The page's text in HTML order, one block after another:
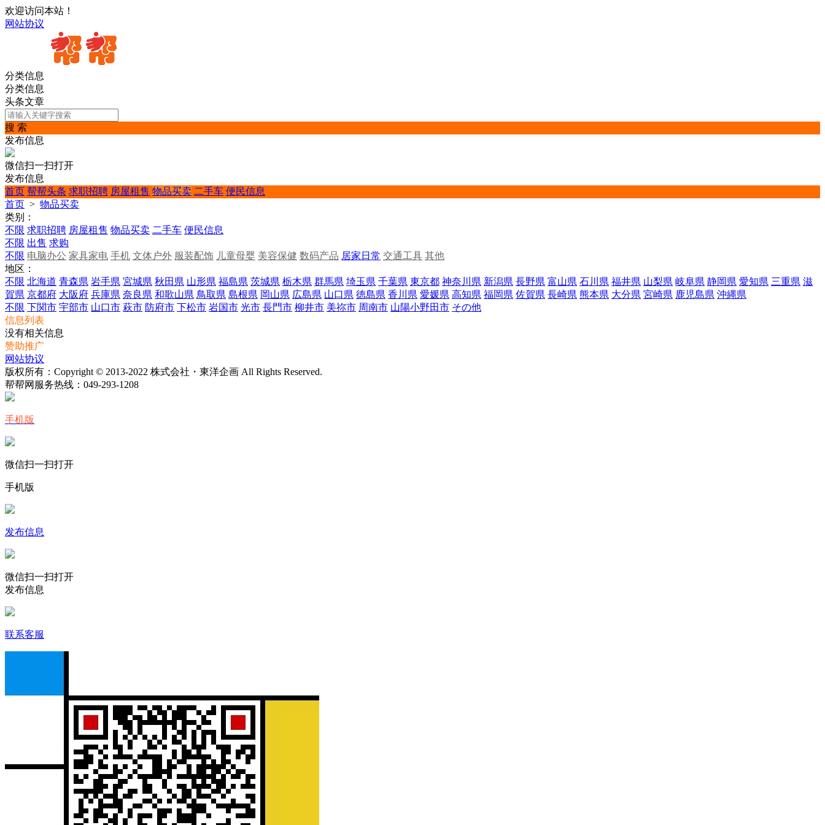
欢迎访问本站！
网站协议
分类信息
分类信息
头条文章
搜 索
发布信息
微信扫一扫打开
发布信息
首页 帮帮头条 求职招聘 房屋租售 物品买卖 二手车 便民信息
首页 > 物品买卖
类别：
不限 求职招聘 房屋租售 物品买卖 二手车 便民信息
不限 出售 求购
不限 电脑办公 家具家电 手机 文体户外 服装配饰 儿童母婴 美容保健 数码产品 居家日常 交通工具 其他
地区：
不限 北海道 青森県 岩手県 宮城県 秋田県 山形県 福島県 茨城県 栃木県 群馬県 埼玉県 千葉県 東京都 神奈川県 新潟県 長野県 富山県 石川県 福井県 山梨県 岐阜県 静岡県 愛知県 三重県 滋
賀県 京都府 大阪府 兵庫県 奈良県 和歌山県 鳥取県 島根県 岡山県 広島県 山口県 徳島県 香川県 愛媛県 高知県 福岡県 佐賀県 長崎県 熊本県 大分県 宮崎県 鹿児島県 沖縄県
不限 下関市 宇部市 山口市 萩市 防府市 下松市 岩国市 光市 長門市 柳井市 美祢市 周南市 山陽小野田市 その他
信息列表
没有相关信息
赞助推广
网站协议
版权所有：Copyright © 2013-2022 株式会社・東洋企画 All Rights Reserved.
帮帮网服务热线： 049-293-1208
手机版
微信扫一扫打开
手机版
发布信息
微信扫一扫打开
发布信息
联系客服